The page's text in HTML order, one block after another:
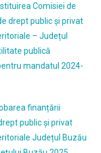
Comisiei de
drept public și privat
– Județul
publică
mandatul 2024-
finanțării
public și privat
Județul Buzău